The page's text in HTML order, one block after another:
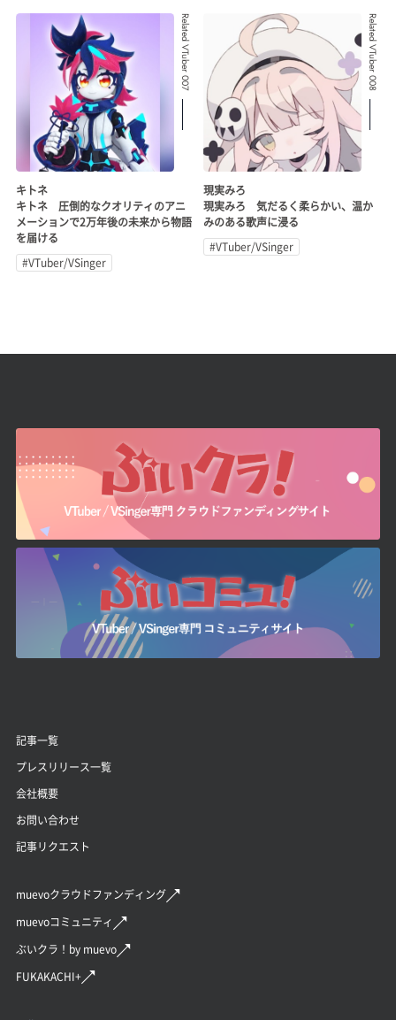
Related VTuber 007
キトネ
キトネ 圧倒的なクオリティのアニ
メーションで2万年後の未来から物語
を届ける
#VTuber/VSinger
Related VTuber 008
現実みろ
現実みろ 気だるく柔らかい、温か
みのある歌声に浸る
#VTuber/VSinger
記事一覧
プレスリリース一覧
会社概要
お問い合わせ
記事リクエスト
muevoクラウドファンディング
muevoコミュニティ
ぶいクラ！by muevo
FUKAKACHI+